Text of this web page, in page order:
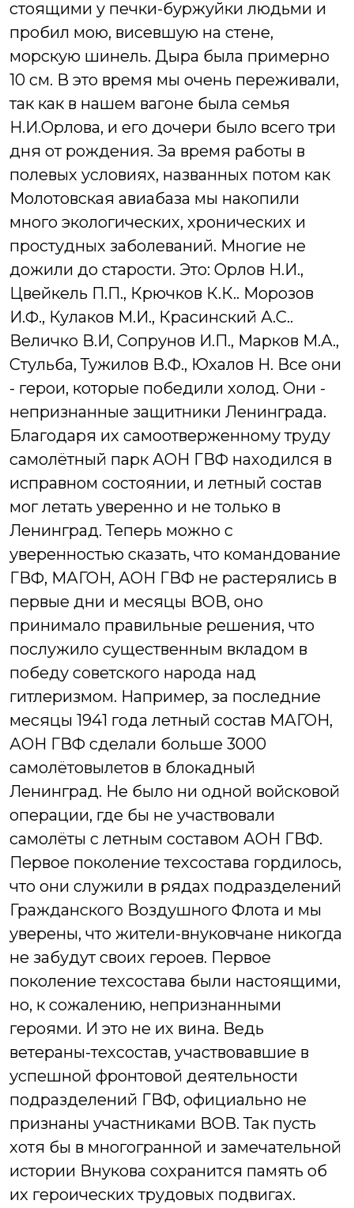
стоящими у печки-буржуйки людьми и
пробил мою, висевшую на стене,
морскую шинель. Дыра была примерно
10 см. В это время мы очень переживали,
так как в нашем вагоне была семья
Н.И.Орлова, и его дочери было всего три
дня от рождения. За время работы в
полевых условиях, названных потом как
Молотовская авиабаза мы накопили
много экологических, хронических и
простудных заболеваний. Многие не
дожили до старости. Это: Орлов Н.И.,
Цвейкель П.П., Крючков К.К.. Морозов
И.Ф., Кулаков М.И., Красинский А.С..
Величко В.И, Сопрунов И.П., Марков М.А.,
Стульба, Тужилов В.Ф., Юхалов Н. Все они
- герои, которые победили холод. Они -
непризнанные защитники Ленинграда.
Благодаря их самоотверженному труду
самолётный парк АОН ГВФ находился в
исправном состоянии, и летный состав
мог летать уверенно и не только в
Ленинград. Теперь можно с
уверенностью сказать, что командование
ГВФ, МАГОН, АОН ГВФ не растерялись в
первые дни и месяцы ВОВ, оно
принимало правильные решения, что
послужило существенным вкладом в
победу советского народа над
гитлеризмом. Например, за последние
месяцы 1941 года летный состав МАГОН,
АОН ГВФ сделали больше 3000
самолётовылетов в блокадный
Ленинград. Не было ни одной войсковой
операции, где бы не участвовали
самолёты с летным составом АОН ГВФ.
Первое поколение техсостава гордилось,
что они служили в рядах подразделений
Гражданского Воздушного Флота и мы
уверены, что жители-внуковчане никогда
не забудут своих героев. Первое
поколение техсостава были настоящими,
но, к сожалению, непризнанными
героями. И это не их вина. Ведь
ветераны-техсостав, участвовавшие в
успешной фронтовой деятельности
подразделений ГВФ, официально не
признаны участниками ВОВ. Так пусть
хотя бы в многогранной и замечательной
истории Внукова сохранится память об
их героических трудовых подвигах.